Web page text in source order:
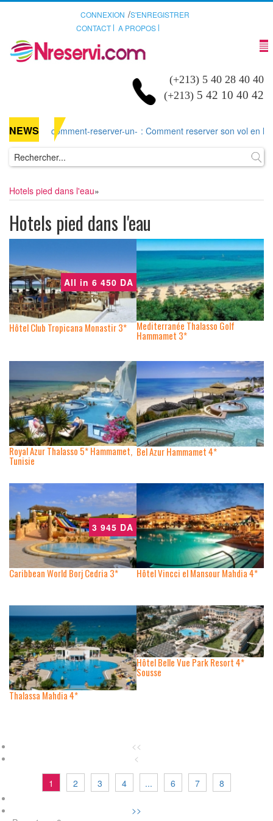
CONNEXION /S'ENREGISTRER
CONTACT
A PROPOS
(+213) 5 40 28 40 40
(+213) 5 42 10 40 42
NEWS comment-reserver-un- : Comment reserver son vol en
Hotels pied dans l'eau»
Hotels pied dans l'eau
All in 6 450 DA
Hôtel Club Tropicana Monastir 3* Mediterranée Thalasso Golf
Hammamet 3*
Royal Azur Thalasso 5* Hammamet,
Tunisie
Bel Azur Hammamet 4*
3 945 DA
Caribbean World Borj Cedria 3* Hôtel Vincci el Mansour Mahdia 4*
Thalassa Mahdia 4*
Hôtel Belle Vue Park Resort 4*
Sousse
1 2 3 4 ... 6 7 8